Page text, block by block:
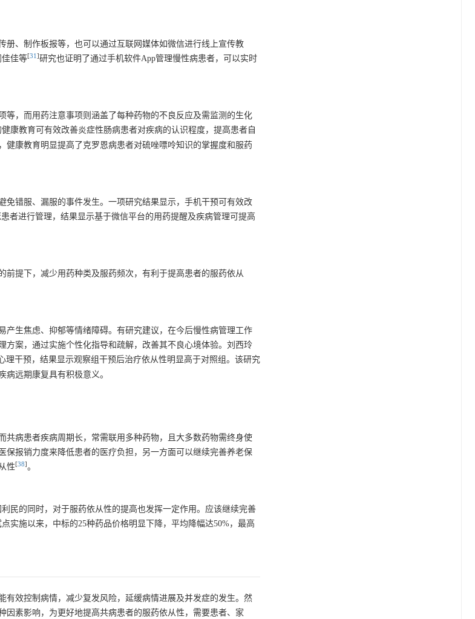
、制作板报等，也可以通过互联网媒体如微信进行线上宣传教
佳佳等[31 ]研究也证明了通过手机软件App管理慢性病患者，可以实时
，而用药注意事项则涵盖了每种药物的不良反应及需监测的生化
康教育可有效改善炎症性肠病患者对疾病的认识程度，提高患者自
康教育明显提高了克罗恩病患者对硫唑嘌呤知识的掌握度和服药
错服、漏服的事件发生。一项研究结果显示，手机干预可有效改
者进行管理，结果显示基于微信平台的用药提醒及疾病管理可提高
提下，减少用药种类及服药频次，有利于提高患者的服药依从
生焦虑、抑郁等情绪障碍。有研究建议，在今后慢性病管理工作
案，通过实施个性化指导和疏解，改善其不良心境体验。刘西玲
干预，结果显示观察组干预后治疗依从性明显高于对照组。该研究
远期康复具有积极意义。
病患者疾病周期长，常需联用多种药物，且大多数药物需终身使
报销力度来降低患者的医疗负担，另一方面可以继续完善养老保
性[38]。
民的同时，对于服药依从性的提高也发挥一定作用。应该继续完善
实施以来，中标的25种药品价格明显下降，平均降幅达50%，最高
效控制病情，减少复发风险，延缓病情进展及并发症的发生。然
素影响，为更好地提高共病患者的服药依从性，需要患者、家